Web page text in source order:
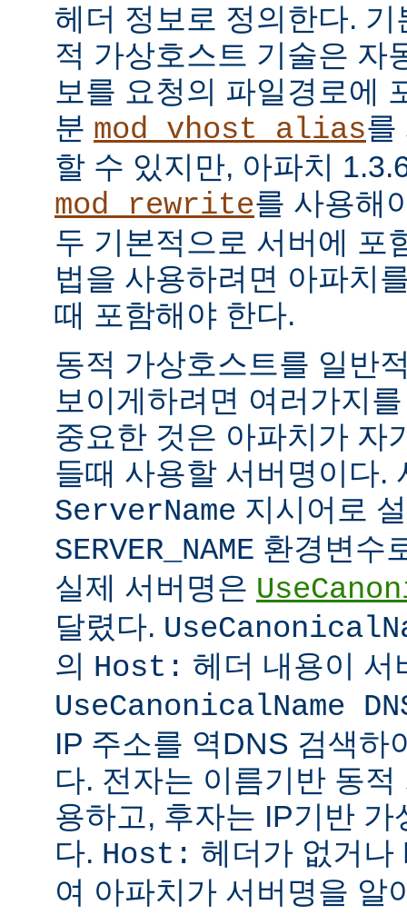
헤더 정보로 정의한다.
적 가상호스트 기술은 자
보를 요청의 파일경로에
분 mod_vhost_alias를
할 수 있지만, 아파치
mod_rewrite를 사용해
두 기본적으로 서버에 포
법을 사용하려면 아파치
때 포함해야 한다.
동적 가상호스트를 일반
보이게하려면 여러가지
중요한 것은 아파치가 자
들때 사용할 서버명이다.
ServerName 지시어로
SERVER_NAME 환경변수
실제 서버명은
달렸다.
의 Host: 헤더 내용이 서
UseCanonicalName
IP 주소를 역DNS 검색하
다. 전자는 이름기반 동
용하고, 후자는 IP기반
다. Host: 헤더가 없거나
여 아파치가 서버명을 알